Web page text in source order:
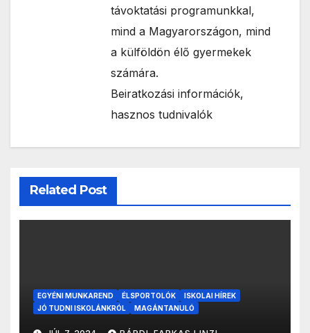
távoktatási programunkkal,
mind a Magyarországon, mind
a külföldön élő gyermekek
számára.
Beiratkozási információk,
hasznos tudnivalók
Related Post
EGYÉNI MUNKAREND ÉLSPORTOLÓK
ISKOLAI HÍREK
JÓ TUDNI ISKOLÁNKRÓL
MAGÁNTANULÓ